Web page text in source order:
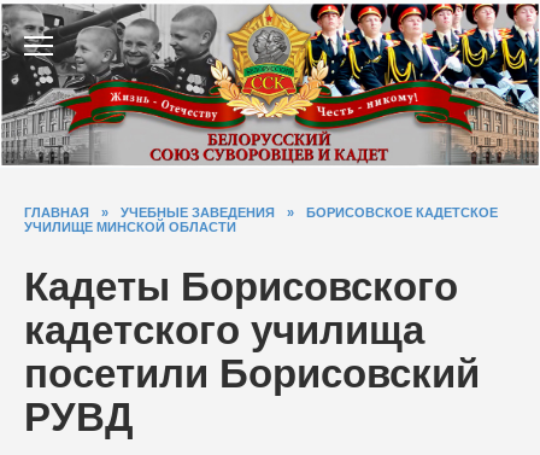
Перейти
к
содержанию
ГЛАВНАЯ » УЧЕБНЫЕ ЗАВЕДЕНИЯ »
БОРИСОВСКОЕ КАДЕТСКОЕ
УЧИЛИЩЕ МИНСКОЙ ОБЛАСТИ
Кадеты Борисовского
кадетского училища
посетили Борисовский
РУВД